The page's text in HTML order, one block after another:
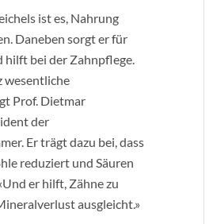
ist es, Nahrung
Daneben sorgt er für
hilft bei der Zahnpflege.
wesentliche
Prof. Dietmar
der
Er trägt dazu bei, dass
reduziert und Säuren
er hilft, Zähne zu
ausgleicht.»